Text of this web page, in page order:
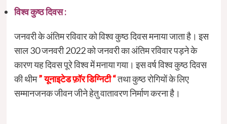
विश्व कुष्ठ दिवस :
जनवरी के अंतिम रविवार को विश्व कुष्ठ दिवस मनाया जाता है। इस
साल 30 जनवरी 2022 को जनवरी का अंतिम रविवार पड़ने के
कारण यह दिवस पूरे विश्व में मनाया गया। इस वर्ष विश्व कुष्ठ दिवस
की थीम” यूनाइटेड फ़ॉर डिग्निटी “तथा कुष्ठ रोगियों के लिए
सम्मानजनक जीवन जीने हेतु वातावरण निर्माण करना है।